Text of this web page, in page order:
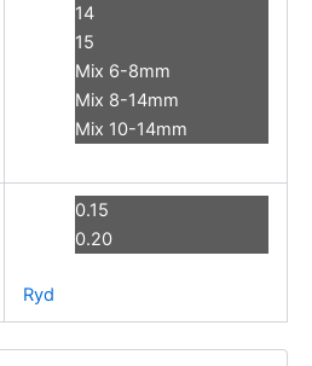
14
15
Mix 6-8mm
Mix 8-14mm
Mix 10-14mm
0.15
0.20
Ryd